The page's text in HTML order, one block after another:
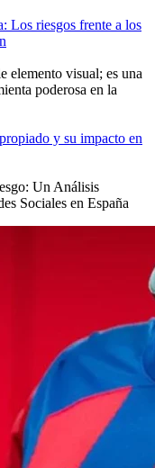
Los riesgos frente a los
elemento visual; es una
poderosa en la
y su impacto en
Un Análisis
Sociales en España